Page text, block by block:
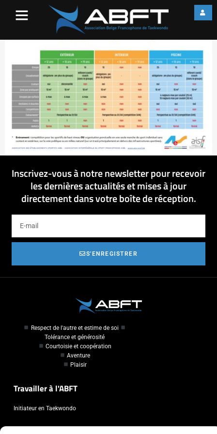
Inscrivez-vous à notre newsletter pour recevoir
les dernières actualités et mises à jour
directement dans votre boîte de réception.
S'ENREGISTRER
Respect de l'autre et estime de soi
Tolérance et générosité
Courtoisie et coopération
Aventure
Plaisir
Travailler à l'ABFT
Initiateur en Taekwondo